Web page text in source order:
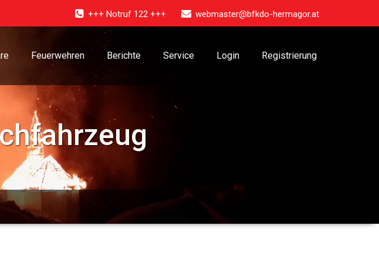
+++ Notruf 122 +++ webmaster@bfkdo-hermagor.at
Feuerwehren Berichte Service Login Registrierung